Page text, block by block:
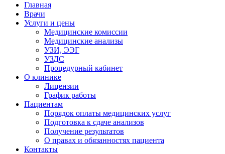
Главная
Врачи
Услуги и цены
Медицинские комиссии
Медицинские анализы
УЗИ, ЭЭГ
УЗДС
Процедурный кабинет
О клинике
Лицензии
График работы
Пациентам
Порядок оплаты медицинских услуг
Подготовка к сдаче анализов
Получение результатов
О правах и обязанностях пациента
Контакты